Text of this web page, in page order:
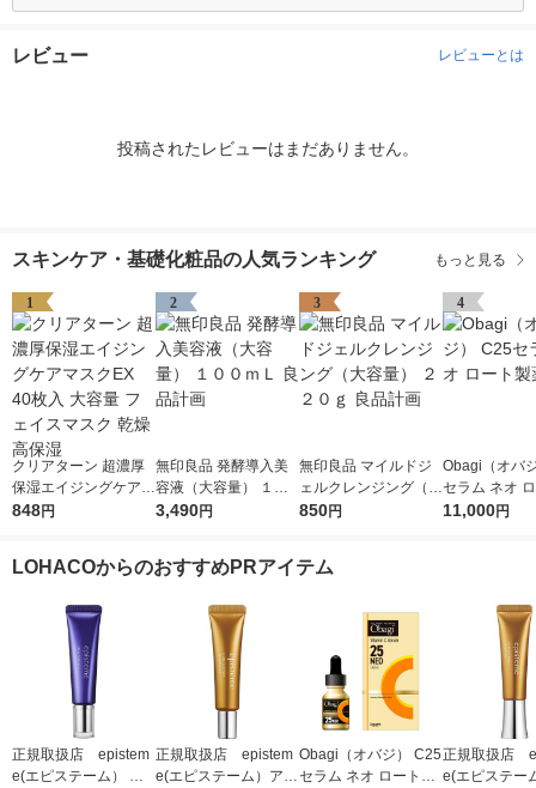
レビュー レビューとは
投稿されたレビューはまだありません。
スキンケア・基礎化粧品の人気ランキング もっと見る
1
クリアターン 超濃厚
保湿エイジングケアマ
スクEX 40枚入 大容量
848円
2
無印良品 発酵導入美
容液（大容量） １０
０ｍＬ 良品計画
3,490円
3
無印良品 マイルドジ
ェルクレンジング（大
容量） ２２０ｇ 良品
850円
4
Obagi（オバ
セラム ネオ
薬
11,000円
LOHACOからのおすすめPRアイテム
正規取扱店 epistem
e(エピステーム） ス
正規取扱店 epistem
e(エピステーム）アイ
Obagi（オバジ） C25
セラム ネオ ロート製
正規取扱店
e(エピステー